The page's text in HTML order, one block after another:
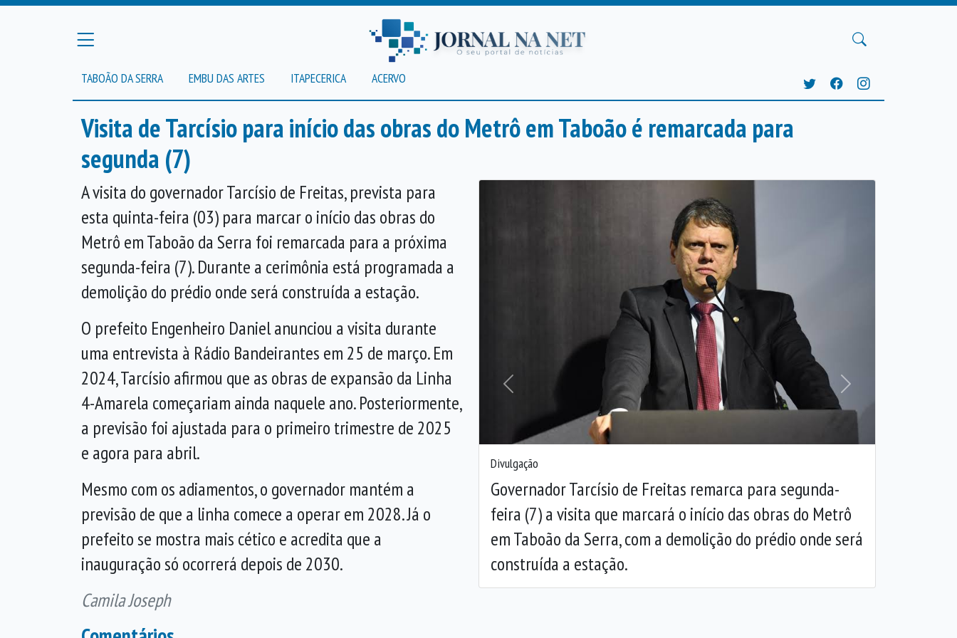
TABOÃO DA SERRA EMBU DAS ARTES ITAPECERICA ACERVO
Visita de Tarcísio para início das obras do Metrô em Taboão é remarcada para
segunda (7)
Divulgação
Governador Tarcísio de Freitas remarca para segunda-
feira (7) a visita que marcará o início das obras do Metrô
em Taboão da Serra, com a demolição do prédio onde será
construída a estação.
Anterior Próxima
A visita do governador Tarcísio de Freitas, prevista para
esta quinta-feira (03) para marcar o início das obras do
Metrô em Taboão da Serra foi remarcada para a próxima
segunda-feira (7). Durante a cerimônia está programada a
demolição do prédio onde será construída a estação.
O prefeito Engenheiro Daniel anunciou a visita durante
uma entrevista à Rádio Bandeirantes em 25 de março. Em
2024, Tarcísio afirmou que as obras de expansão da Linha
4-Amarela começariam ainda naquele ano. Posteriormente,
a previsão foi ajustada para o primeiro trimestre de 2025
e agora para abril.
Mesmo com os adiamentos, o governador mantém a
previsão de que a linha comece a operar em 2028. Já o
prefeito se mostra mais cético e acredita que a
inauguração só ocorrerá depois de 2030.
Camila Joseph